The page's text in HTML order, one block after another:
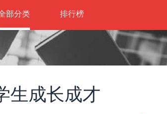
部分类 排行榜
生成长成才